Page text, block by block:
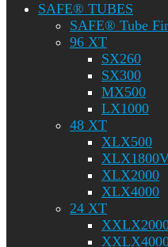
SAFE® TUBES
SAFE® Tube
96 XT
SX260
SX300
MX500
LX1000
48 XT
XLX500
XLX2000
XLX4000
24 XT